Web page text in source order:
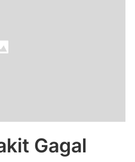
Gagal